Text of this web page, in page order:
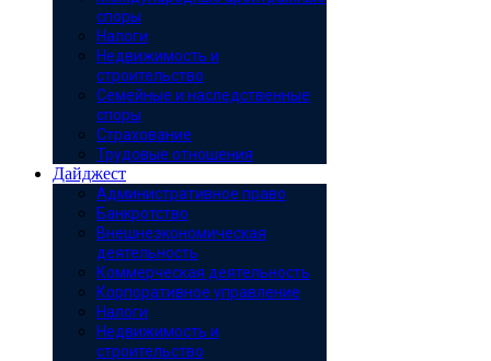
споры
Налоги
Недвижимость и
строительство
Семейные и наследственные
споры
Страхование
Трудовые отношения
Дайджест
Административное право
Банкротство
Внешнеэкономическая
деятельность
Коммерческая деятельность
Корпоративное управление
Налоги
Недвижимость и
строительство